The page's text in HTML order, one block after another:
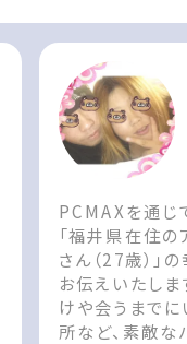
PCMAXを通じ
「福井県在住の
さん（27歳）」
お伝えいたし
けや会うまで
所など、素敵